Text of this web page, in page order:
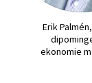
Erik
ekonomie